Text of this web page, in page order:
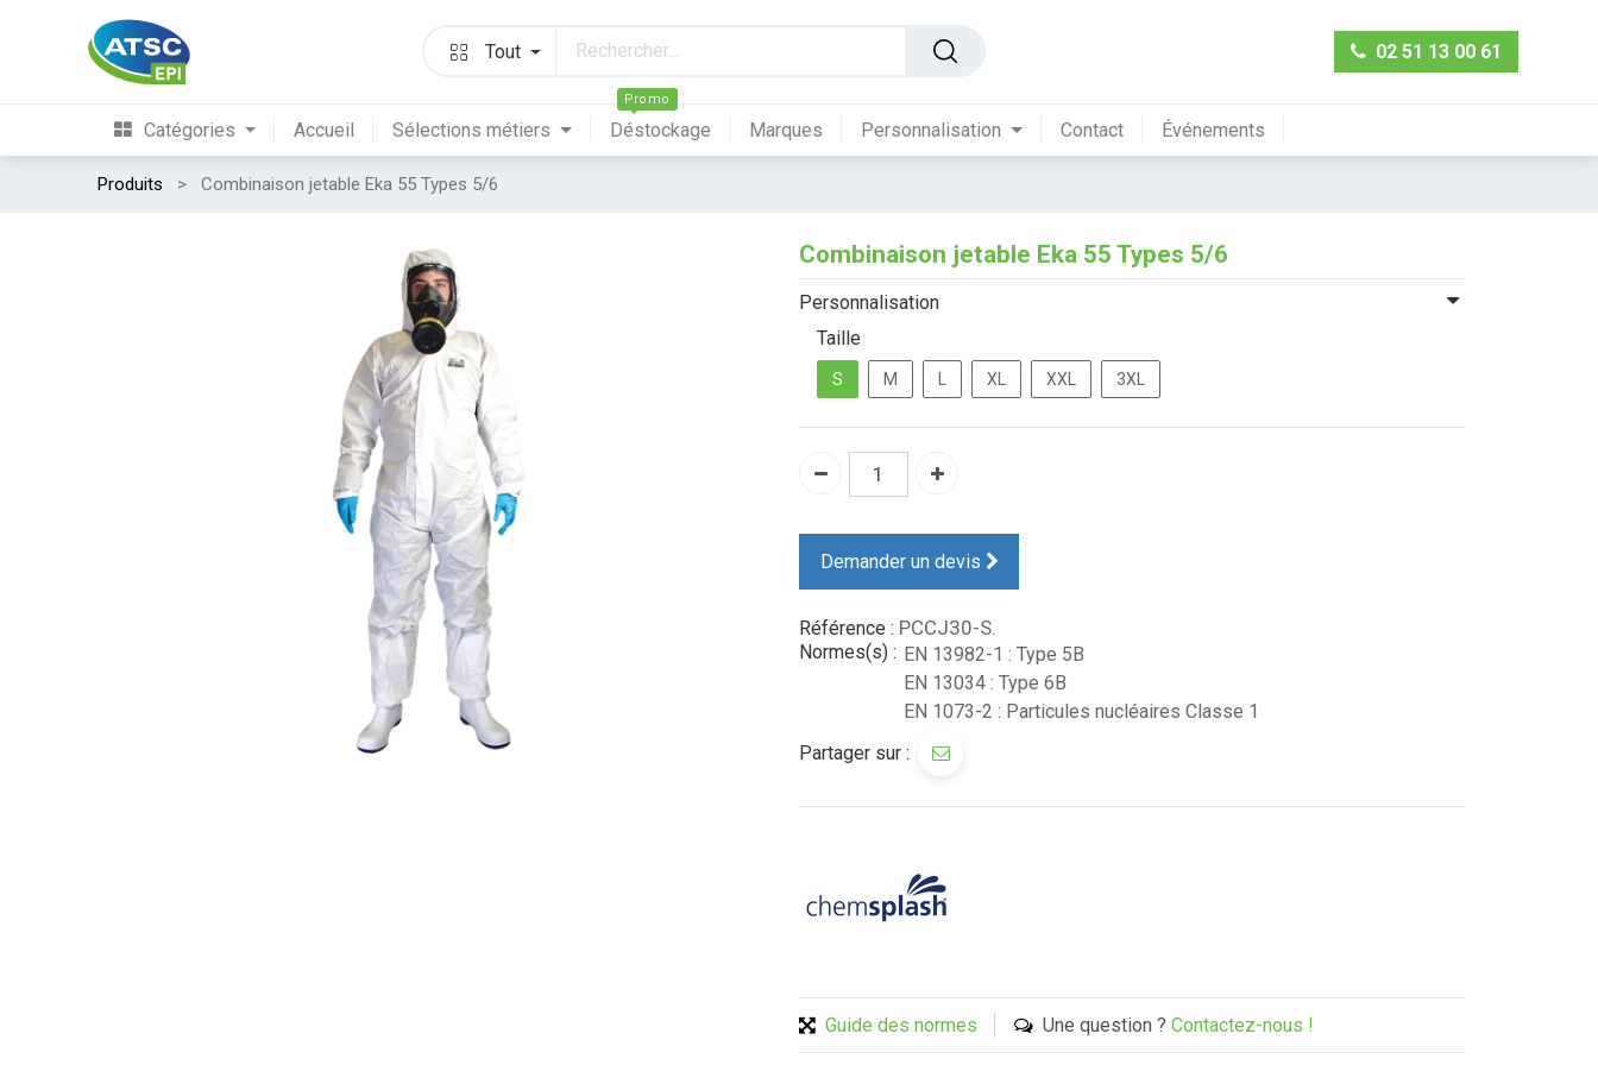
Tout 02 51 13 00 61
Catégories Accueil Sélections métiers Déstockage
Promo
Marques Personnalisation Contact Événements
Produits Combinaison jetable Eka 55 Types 5/6
Combinaison jetable Eka 55 Types 5/6
Personnalisation
Taille
S M XL XXL 3XL
Demander un devis
Référence : PCCJ30-S.
Normes(s) : EN 13982-1 : Type 5B
EN 13034 : Type 6B
EN 1073-2 : Particules nucléaires Classe 1
Partager sur :
Guide des normes Une question ? Contactez-nous !